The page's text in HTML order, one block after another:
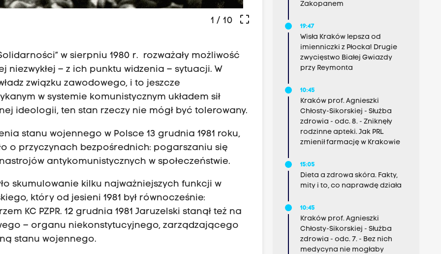
crop_free
1 / 10
w sierpniu 1980 r. rozważały możliwość
– z ich punktu widzenia – sytuacji. W
związku zawodowego, i to jeszcze
w systemie komunistycznym układem sił
ideologii, ten stan rzeczy nie mógł być tolerowany.
stanu wojennego w Polsce 13 grudnia 1981 roku,
o przyczynach bezpośrednich: pogarszaniu się
antykomunistycznych w społeczeństwie.
skumulowanie kilku najważniejszych funkcji w
który od jesieni 1981 był równocześnie:
KC PZPR. 12 grudnia 1981 Jaruzelski stanął też na
– organu niekonstytucyjnego, zarządzającego
stanu wojennego.
Zakopanem
19:47
Wisła Kraków lepsza od
imienniczki z Płocka! Drugie
zwycięstwo Białej Gwiazdy
przy Reymonta
10:45
Kraków prof. Agnieszki
Chłosty-Sikorskiej - Służba
zdrowia - odc. 8. - Zniknęły
rodzinne apteki. Jak PRL
zmienił farmację w Krakowie
15:05
Dieta a zdrowa skóra. Fakty,
mity i to, co naprawdę działa
10:45
Kraków prof. Agnieszki
Chłosty-Sikorskiej - Służba
zdrowia - odc. 7. - Bez nich
medycyna nie mogłaby